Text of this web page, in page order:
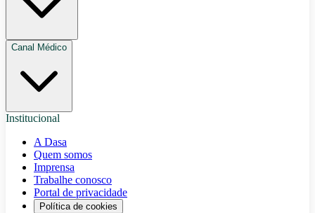
Canal Médico
Institucional
A Dasa
Quem somos
Imprensa
Trabalhe conosco
Portal de privacidade
Política de cookies